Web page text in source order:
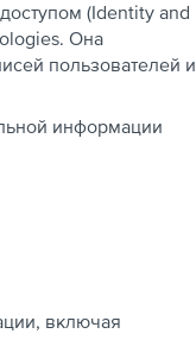
(Identity and
Она
пользователей и
информации
включая